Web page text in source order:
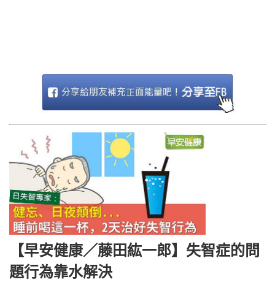
【早安健康／藤田紘一郎】失智症的問
題行為靠水解決